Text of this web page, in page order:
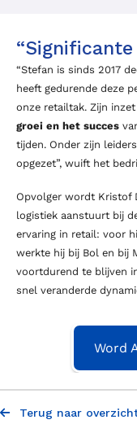
“Stefan is sinds 2017
heeft gedurende deze
onze retailtak. Zijn
groei en het succes
tijden. Onder zijn
opgezet”, wuift het
Opvolger wordt Kristof
logistiek aanstuurt bij
ervaring in retail: voor
werkte hij bij Bol en bij
voortdurend te blijven
snel veranderde
Word
Terug naar